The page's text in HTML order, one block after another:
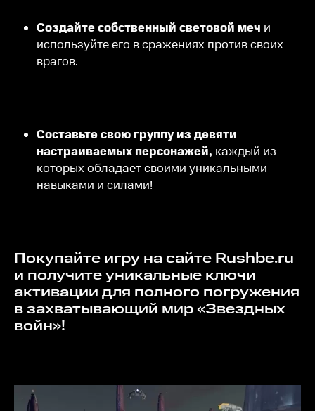
Создайте собственный световой меч и
используйте его в сражениях против своих
врагов.
Составьте свою группу из девяти
настраиваемых персонажей, каждый из
которых обладает своими уникальными
навыками и силами!
Покупайте игру на сайте Rushbe.ru
и получите уникальные ключи
активации для полного погружения
в захватывающий мир «Звездных
войн»!